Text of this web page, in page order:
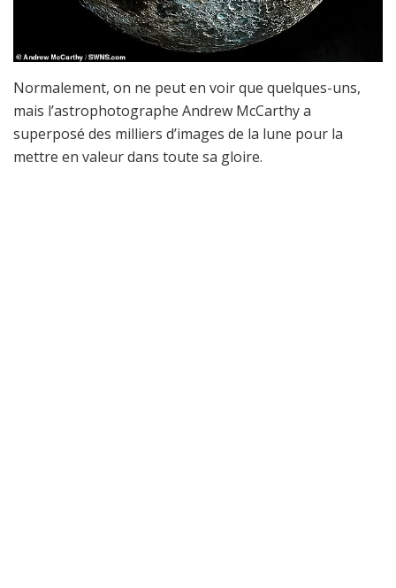
Normalement, on ne peut en voir que quelques-uns,
mais l’astrophotographe Andrew McCarthy a
superposé des milliers d’images de la lune pour la
mettre en valeur dans toute sa gloire.